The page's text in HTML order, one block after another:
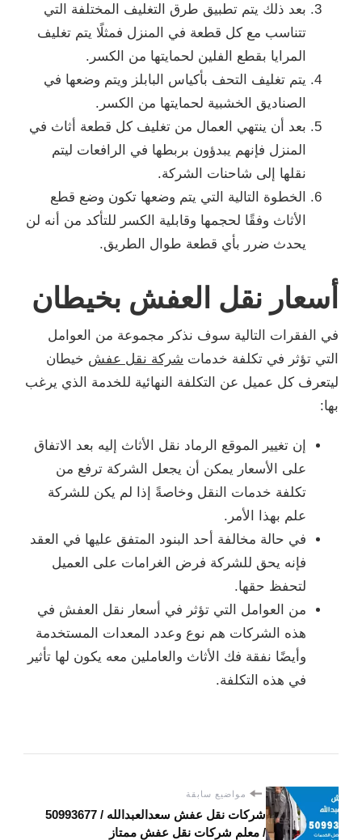
بعد ذلك يتم تطبيق طرق التغليف المختلفة التي
تتناسب مع كل قطعة في المنزل فمثلًا يتم تغليف
المرايا بقطع الفلين لحمايتها من الكسر.
يتم تغليف التحف بأكياس البابلز ويتم وضعها في
الصناديق الخشبية لحمايتها من الكسر.
بعد أن ينتهي العمال من تغليف كل قطعة أثاث في
المنزل فإنهم يبدؤون بربطها في الرافعات ليتم
نقلها إلى شاحنات الشركة.
الخطوة التالية التي يتم وضعها تكون وضع قطع
الأثاث وفقًا لحجمها وقابلية الكسر للتأكد من أنه لن
يحدث ضرر بأي قطعة طوال الطريق.
أسعار نقل العفش بخيطان
في الفقرات التالية سوف نذكر مجموعة من العوامل
التي تؤثر في تكلفة خدمات شركة نقل عفش خيطان
ليتعرف كل عميل عن التكلفة النهائية للخدمة الذي يرغب
بها:
إن تغيير الموقع الرماد نقل الأثاث إليه بعد الاتفاق
على الأسعار يمكن أن يجعل الشركة ترفع من
تكلفة خدمات النقل وخاصةً إذا لم يكن للشركة
علم بهذا الأمر.
في حالة مخالفة أحد البنود المتفق عليها في العقد
فإنه يحق للشركة فرض الغرامات على العميل
لتحفظ حقها.
من العوامل التي تؤثر في أسعار نقل العفش في
هذه الشركات هم نوع وعدد المعدات المستخدمة
وأيضًا نفقة فك الأثاث والعاملين معه يكون لها تأثير
في هذه التكلفة.
مواضيع سابقة
شركات نقل عفش سعدالعبدالله / 50993677
/ معلم شركات نقل عفش ممتاز